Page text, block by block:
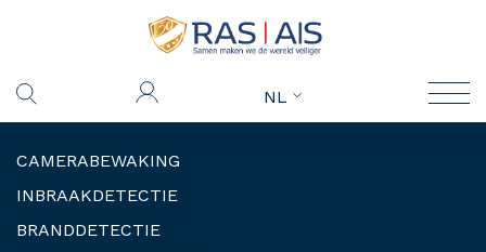
NL
CAMERABEWAKING
INBRAAKDETECTIE
BRANDDETECTIE